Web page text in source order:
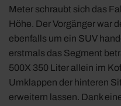
Meter schraubt sich das
Höhe. Der Vorgänger war
ebenfalls um ein SUV
erstmals das Segment
500X 350 Liter allein im
Umklappen der hinteren
erweitern lassen. Dank